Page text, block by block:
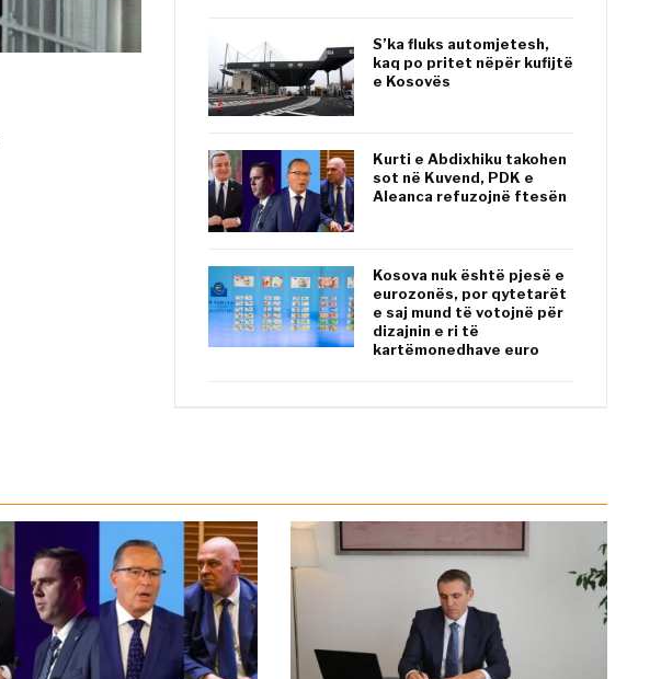
S’ka fluks automjetesh,
kaq po pritet nëpër kufijtë
e Kosovës
Kurti e Abdixhiku takohen
sot në Kuvend, PDK e
Aleanca refuzojnë ftesën
Kosova nuk është pjesë e
eurozonës, por qytetarët
e saj mund të votojnë për
dizajnin e ri të
kartëmonedhave euro